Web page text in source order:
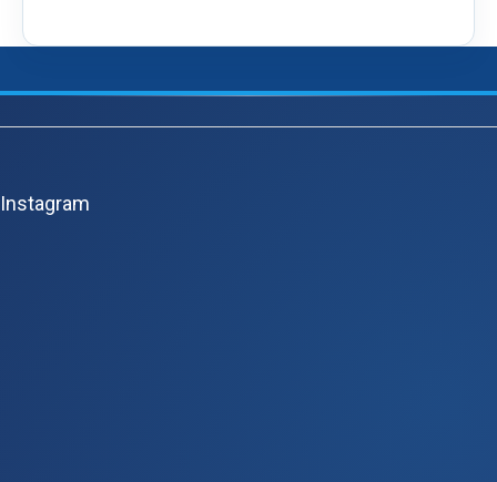
Z
Instagram